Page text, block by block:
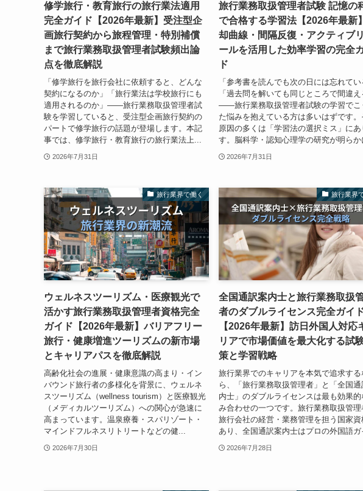
修学旅行・教育旅行の旅行業法適用
完全ガイド【2026年最新】受注型企
画旅行契約から旅程管理・特別補償
まで旅行業務取扱管理者試験頻出論
点を徹底解説
「修学旅行を旅行会社に依頼すると、どんな
契約になるのか」「旅行業法は学校旅行にも
適用されるのか」——旅行業務取扱管理者試
験を学習していると、受注型企画旅行契約の
パートで修学旅行の話題が登場します。本記
事では、修学旅行・教育旅行の旅行業法上...
2026年7月31日
旅行業務取扱管理者試験 記憶の
で合格する学習法【2026年最新
却曲線・間隔反復・アクティブ
ールを活用した効率学習の完全
ド
「参考書を読んでも次の日には忘れてい
「過去問を解いても同じところで間違え
――旅行業務取扱管理者試験の学習でこ
た悩みを抱えている方は多いはずです。
原因の多くは「学習法の選択ミス」にあ
す。脳科学・認知心理学の研究が明らか
2026年7月31日
旅行業界で働く
ウェルネスツーリズム・医療観光で
活かす旅行業務取扱管理者資格完全
ガイド【2026年最新】バリアフリー
旅行・健康増進ツーリズムの新市場
とキャリアパスを徹底解説
高齢化社会の進展・健康意識の高まり・イン
バウンド旅行者の多様化を背景に、ウェルネ
スツーリズム（wellness tourism）と医療観光
（メディカルツーリズム）への関心が急速に
高まっています。温泉療養・スパリゾート・
マインドフルネスリトリートなどの健...
2026年7月30日
旅行業界
全国通訳案内士と旅行業務取扱
者のダブルライセンス完全ガイ
【2026年最新】訪日外国人対応
リアで市場価値を最大化する試
策と学習戦略
旅行業界でのキャリアを本気で追求する
ら、「旅行業務取扱管理者」と「全国通
内士」のダブルライセンスは最も効果的
み合わせの一つです。旅行業務取扱管理
旅行会社の経営・業務管理を担う国家資
あり、全国通訳案内士はプロの外国語ガ
2026年7月28日